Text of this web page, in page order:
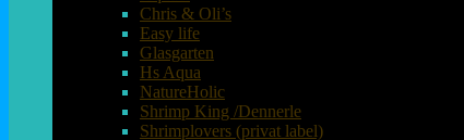
Chris & Oli’s
Easy life
Glasgarten
Hs Aqua
NatureHolic
Shrimp King /Dennerle
Shrimplovers (privat label)